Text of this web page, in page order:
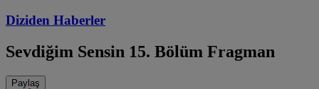
Diziden Haberler
Sevdiğim Sensin 15. Bölüm Fragman
Paylaş